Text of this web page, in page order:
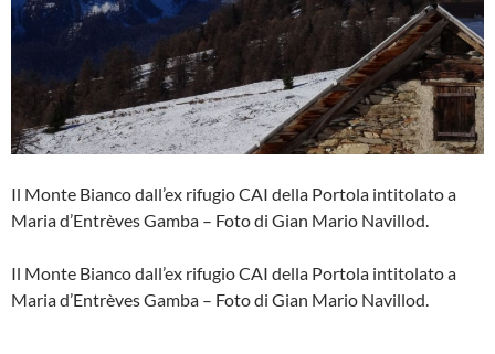
Il Monte Bianco dall’ex rifugio CAI della Portola intitolato a
Maria d’Entrèves Gamba – Foto di Gian Mario Navillod.
Il Monte Bianco dall’ex rifugio CAI della Portola intitolato a
Maria d’Entrèves Gamba – Foto di Gian Mario Navillod.